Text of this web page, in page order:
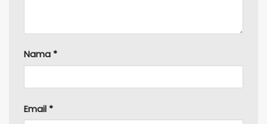
Nama *
Email *